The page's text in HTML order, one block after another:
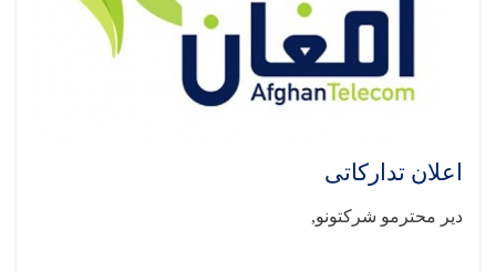
اعلان تدارکاتی
دیر محترمو شرکتونو,